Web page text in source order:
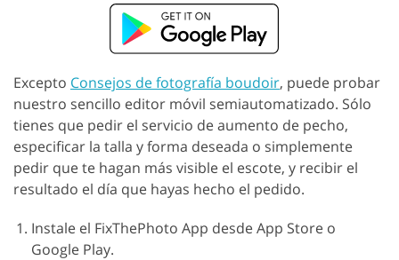
Excepto Consejos de fotografía boudoir, puede probar
nuestro sencillo editor móvil semiautomatizado. Sólo
tienes que pedir el servicio de aumento de pecho,
especificar la talla y forma deseada o simplemente
pedir que te hagan más visible el escote, y recibir el
resultado el día que hayas hecho el pedido.
Instale el FixThePhoto App desde App Store o
Google Play.